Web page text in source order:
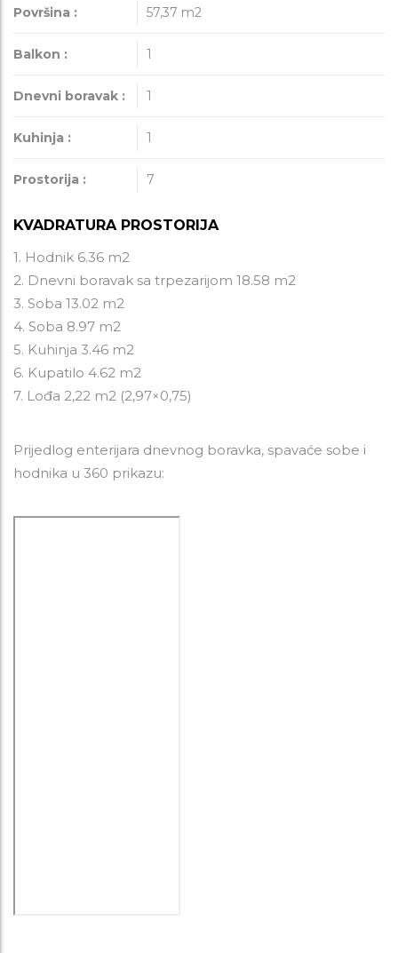
Površina : 57,37 m2
Balkon : 1
Dnevni boravak : 1
Kuhinja : 1
Prostorija : 7
KVADRATURA PROSTORIJA
1. Hodnik 6.36 m2
2. Dnevni boravak sa trpezarijom 18.58 m2
3. Soba 13.02 m2
4. Soba 8.97 m2
5. Kuhinja 3.46 m2
6. Kupatilo 4.62 m2
7. Lođa 2,22 m2 (2,97×0,75)
Prijedlog enterijara dnevnog boravka, spavaće sobe i
hodnika u 360 prikazu: